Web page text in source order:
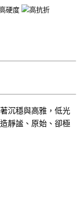
沉穩與高雅，低光
靜謐、原始、卻極